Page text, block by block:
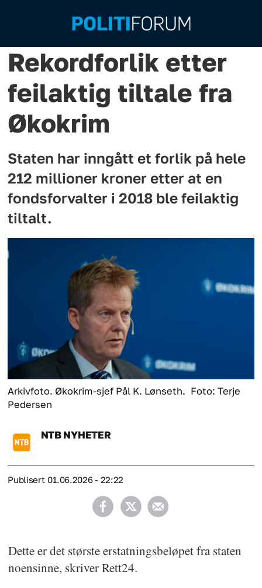
Rekordforlik etter
feilaktig tiltale fra
Økokrim
Staten har inngått et forlik på hele
212 millioner kroner etter at en
fondsforvalter i 2018 ble feilaktig
tiltalt.
Arkivfoto. Økokrim-sjef Pål K. Lønseth. Foto: Terje
Pedersen
NTB NYHETER
Publisert 01.06.2026 - 22:22
Dette er det største erstatningsbeløpet fra staten
noensinne, skriver Rett24.